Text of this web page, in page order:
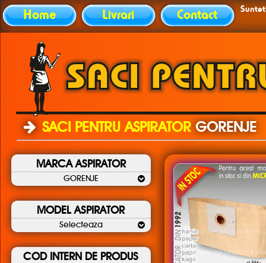
Home Livrari Contact
SACI PENTRU ASPIRATOR GORENJE
MARCA ASPIRATOR
GORENJE
MODEL ASPIRATOR
Selecteaza
COD INTERN DE PRODUS